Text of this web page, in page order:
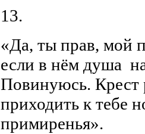
13.
«Да, ты прав, мой
если в нём душа
Повинуюсь. Крест
приходить к тебе
примиренья».